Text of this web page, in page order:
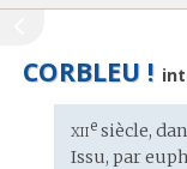
CORBLEU !
Étymologie
:
xiiesiècle,
Issu, par